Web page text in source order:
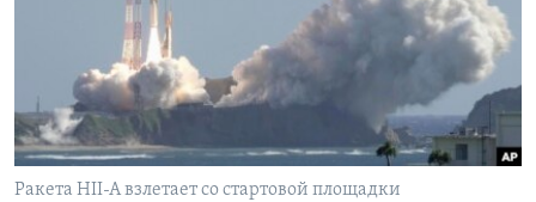
Learning English
СОЦИАЛЬНЫЕ СЕТИ
Ракета HII-A взлетает со стартовой площадки